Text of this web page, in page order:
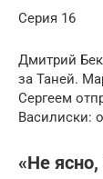
Серия 16
Дмитрий
за Таней.
Сергеем
Василиски:
«Не